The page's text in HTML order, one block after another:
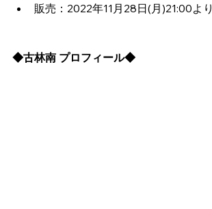
販売：2022年11月28日(月)21:00より
◆古林南 プロフィール◆